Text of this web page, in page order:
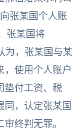
张某国个人账
张某国将
为，张某国与某
，使用个人账户
垫付工资、税
同，认定张某国
终判无罪。